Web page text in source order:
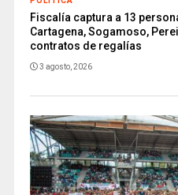
Fiscalía captura a 13
Cartagena, Sogamoso,
contratos de regalías
3 agosto, 2026